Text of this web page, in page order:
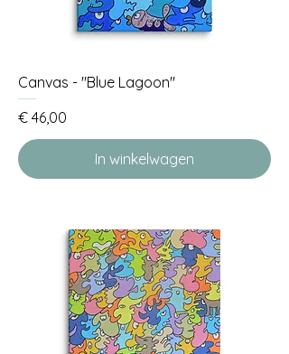
Canvas - "Blue Lagoon"
Prijs
€ 46,00
In winkelwagen